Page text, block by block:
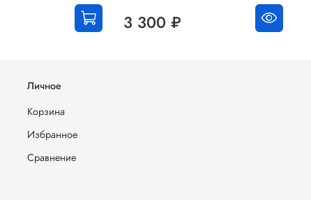
3 300 ₽
Личное
Корзина
Избранное
Сравнение